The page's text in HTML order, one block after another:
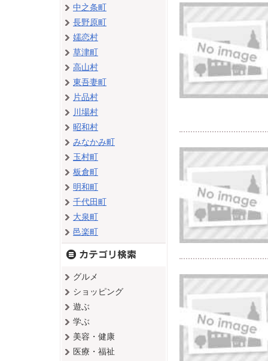
中之条町
長野原町
嬬恋村
草津町
高山村
東吾妻町
片品村
川場村
昭和村
みなかみ町
玉村町
板倉町
明和町
千代田町
大泉町
邑楽町
グルメ
ショッピング
遊ぶ
学ぶ
美容・健康
医療・福祉